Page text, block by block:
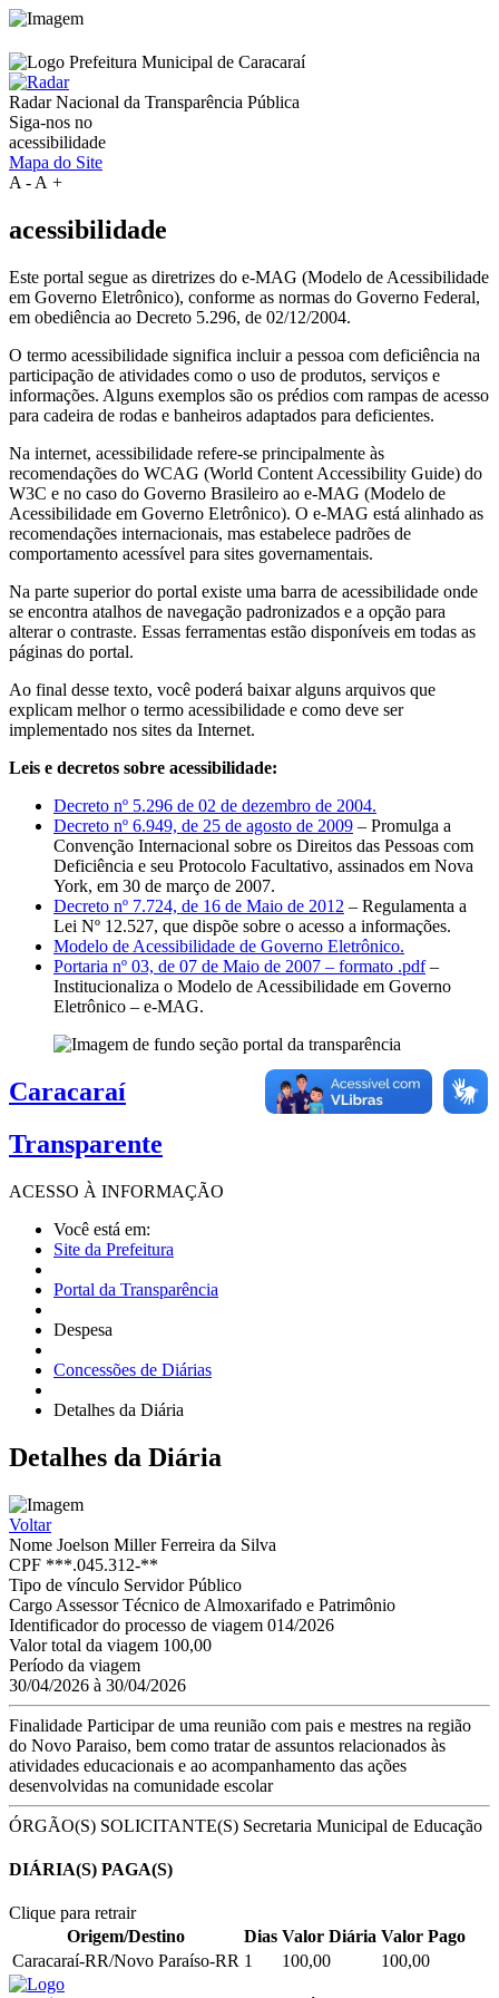
Radar Nacional da Transparência Pública
Siga-nos no
acessibilidade
Mapa do Site
A-A +
acessibilidade
Este portal segue as diretrizes do e-MAG (Modelo de Acessibilidade
em Governo Eletrônico), conforme as normas do Governo Federal,
em obediência ao Decreto 5.296, de 02/12/2004.
O termo acessibilidade significa incluir a pessoa com deficiência na
participação de atividades como o uso de produtos, serviços e
informações. Alguns exemplos são os prédios com rampas de acesso
para cadeira de rodas e banheiros adaptados para deficientes.
Na internet, acessibilidade refere-se principalmente às
recomendações do WCAG (World Content Accessibility Guide) do
W3C e no caso do Governo Brasileiro ao e-MAG (Modelo de
Acessibilidade em Governo Eletrônico). O e-MAG está alinhado as
recomendações internacionais, mas estabelece padrões de
comportamento acessível para sites governamentais.
Na parte superior do portal existe uma barra de acessibilidade onde
se encontra atalhos de navegação padronizados e a opção para
alterar o contraste. Essas ferramentas estão disponíveis em todas as
páginas do portal.
Ao final desse texto, você poderá baixar alguns arquivos que
explicam melhor o termo acessibilidade e como deve ser
implementado nos sites da Internet.
Leis e decretos sobre acessibilidade:
Decreto nº 5.296 de 02 de dezembro de 2004.
Decreto nº 6.949, de 25 de agosto de 2009 – Promulga a
Convenção Internacional sobre os Direitos das Pessoas com
Deficiência e seu Protocolo Facultativo, assinados em Nova
York, em 30 de março de 2007.
Decreto nº 7.724, de 16 de Maio de 2012 – Regulamenta a
Lei Nº 12.527, que dispõe sobre o acesso a informações.
Modelo de Acessibilidade de Governo Eletrônico.
Portaria nº 03, de 07 de Maio de 2007 – formato .pdf–
Institucionaliza o Modelo de Acessibilidade em Governo
Eletrônico – e-MAG.
Caracaraí
Transparente
ACESSO À INFORMAÇÃO
Você está em:
Site da Prefeitura
Portal da Transparência
Despesa
Concessões de Diárias
Detalhes da Diária
Detalhes da Diária
Voltar
Nome Joelson Miller Ferreira da Silva
CPF ***.045.312-**
Tipo de vínculo Servidor Público
Cargo Assessor Técnico de Almoxarifado e Patrimônio
Identificador do processo de viagem 014/2026
Valor total da viagem 100,00
Período da viagem
30/04/2026 à 30/04/2026
Finalidade Participar de uma reunião com pais e mestres na região
do Novo Paraiso, bem como tratar de assuntos relacionados às
atividades educacionais e ao acompanhamento das ações
desenvolvidas na comunidade escolar
ÓRGÃO(S) SOLICITANTE(S) Secretaria Municipal de Educação
DIÁRIA(S) PAGA(S)
Clique para retrair
Origem/Destino
Dias Valor Diária Valor Pago
Caracaraí-RR/Novo Paraíso-RR 1 100,00 100,00